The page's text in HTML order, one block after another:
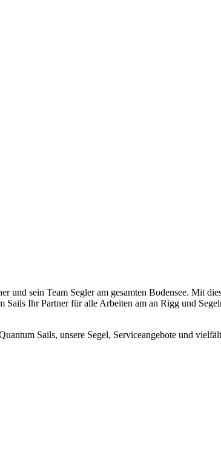
und sein Team Segler am gesamten Bodensee. Mit
Ihr Partner für alle Arbeiten am an Rigg und
Sails, unsere Segel, Serviceangebote und